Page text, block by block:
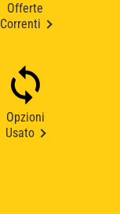
Offerte
Correnti
Opzioni
Usato